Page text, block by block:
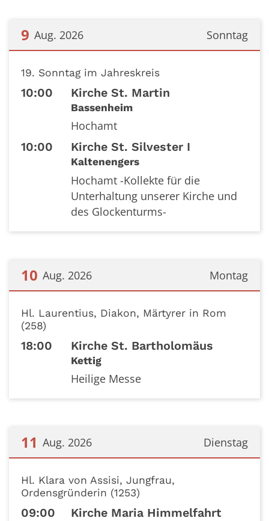
Sonntag
9 Aug. 2026
19. Sonntag im Jahreskreis
10:00 Kirche St. Martin
Bassenheim
Hochamt
10:00 Kirche St. Silvester I
Kaltenengers
Hochamt -Kollekte für die
Unterhaltung unserer Kirche und
des Glockenturms-
Montag
10 Aug. 2026
Hl. Laurentius, Diakon, Märtyrer in Rom
(258)
18:00 Kirche St. Bartholomäus
Kettig
Heilige Messe
Dienstag
11 Aug. 2026
Hl. Klara von Assisi, Jungfrau,
Ordensgründerin (1253)
09:00 Kirche Maria Himmelfahrt